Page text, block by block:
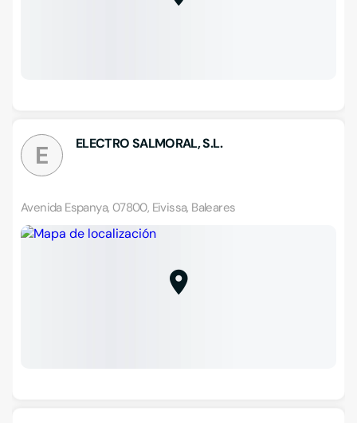
E ELECTRO SALMORAL, S.L.
Avenida Espanya, 07800, Eivissa, Baleares